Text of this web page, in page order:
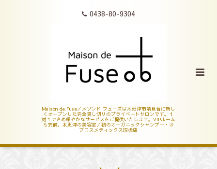
0438-80-9304
Maison de Fuse／メゾンド フューズは木更津市清見台に新し
くオープンした完全貸し切りのプライベートサロンです。１
対１できめ細やかなサービスをご提供いたします。VIPルーム
も完備。木更津の美容室／初のオーガニックシャンプー・オ
ブコスメティックス取扱店